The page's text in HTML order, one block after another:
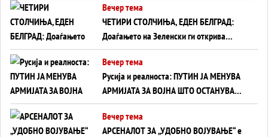
Вечер тема
ЧЕТИРИ СТОЛЧИЊА, ЕДЕН БЕЛГРАД:
Доаѓањето на Зеленски ги открива
тајните на политиката на балансирање
на Вучиќ
Вечер тема
Русија и реалноста: ПУТИН ЈА МЕНУВА
АРМИЈАТА ЗА ВОЈНА ШТО ОСТАНУВА
БЕЗ ФРОНТ
Вечер тема
АРСЕНАЛОТ ЗА „УДОБНО ВОЈУВАЊЕ“ е